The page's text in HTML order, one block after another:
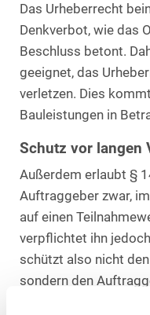
Das Urheberrecht
Denkverbot, wie das
Beschluss betont.
geeignet, das
verletzen. Dies
Bauleistungen in
Schutz vor langen
Außerdem erlaubt §
Auftraggeber zwar,
auf einen
verpflichtet ihn
schützt also nicht
sondern den